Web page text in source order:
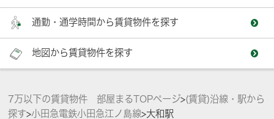
通勤・通学時間から賃貸物件を探す
地図から賃貸物件を探す
7万以下の賃貸物件 部屋まるTOPページ>(賃貸)沿線・駅から
探す>小田急電鉄小田急江ノ島線>大和駅